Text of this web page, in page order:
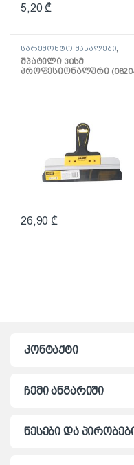
5,20 ₾
სარემონტო მასალები
შპატელი, საპრიალებელი,
ქაფჩა
შპატელი 30სმ
პროფესიონალური
26,90 ₾
კონტაქტი
ჩემი ანგარიში
წესები და